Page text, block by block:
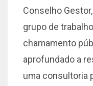
Conselho
grupo de
chamamento
aprofundado a
uma consultoria